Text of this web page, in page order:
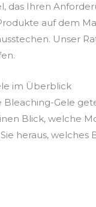
das Ihren
auf dem
Unser
im Überblick
Gele
Blick, welche
heraus,